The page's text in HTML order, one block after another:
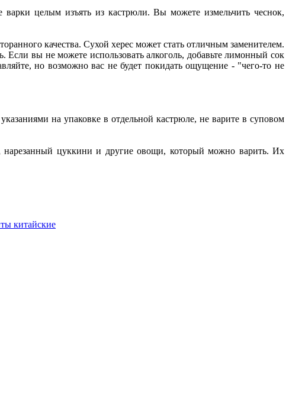
целым изъять из кастрюли. Вы можете измельчить чеснок,
качества. Сухой херес может стать отличным заменителем.
вы не можете использовать алкоголь, добавьте лимонный сок
но возможно вас не будет покидать ощущение - "чего-то не
на упаковке в отдельной кастрюле, не варите в суповом
нарезанный цуккини и другие овощи, который можно варить. Их
китайские